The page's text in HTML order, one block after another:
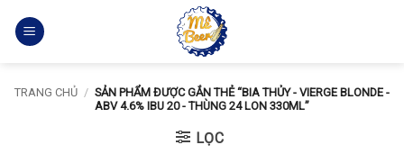
qua
TRANG CHỦ / SẢN PHẨM ĐƯỢC GẮN THẺ “BIA THỦY - VIERGE BLONDE -
ABV 4.6% IBU 20 - THÙNG 24 LON 330ML”
LỌC